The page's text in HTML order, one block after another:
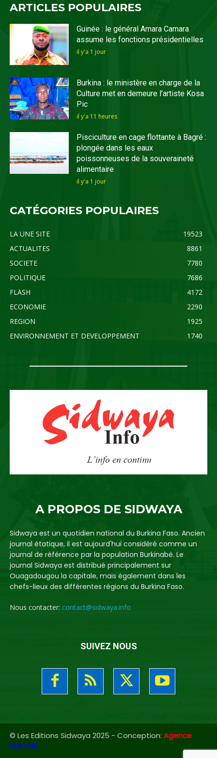
ARTICLES POPULAIRES
Guinée : le général Amara Camara
assume les fonctions présidentielles
il y'a 1 jour
Burkina : le ministère en charge de la
Culture met en demeure l’artiste Kosa
Pic
il y'a 11 heures
Pisciculture en cage flottante à Bagré :
plongée dans les eaux
poissonneuses de la souveraineté
alimentaire
il y'a 1 jour
CATÉGORIES POPULAIRES
LA UNE SITE
19523
ACTUALITES
8861
SOCIETE
7780
POLITIQUE
7686
FLASH
4172
ECONOMIE
2290
REGION
1925
ENVIRONNEMENT ET DEVELOPPEMENT
1740
A PROPOS DE SIDWAYA
Sidwaya est un quotidien national du Burkina Faso. Ancien
journal étatique, il est aujourd'hui considéré comme un
journal de référence par la population Burkinabè. Le
journal Sidwaya est distribué principalement sur
Ouagadougou la capitale, mais également dans les
chefs-lieux des différentes régions du Burkina Faso.
Nous contacter: contact@sidwaya.info
SUIVEZ NOUS
© Les Editions Sidwaya 2025 - Conception: Agence
UBICOM